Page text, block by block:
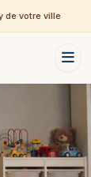
votre ville